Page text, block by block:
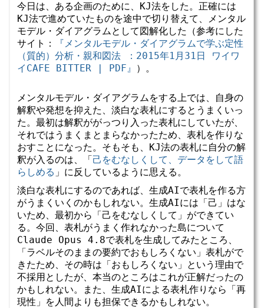
今日は、ある企画のために、KJ法をした。正確には
KJ法で進めていたものを途中で切り替えて、メンタル
モデル・ダイアグラムとして図解化した（参考にした
サイト：
『メンタルモデル・ダイアグラムで学ぶ定性
（質的）分析・親和図法 ：2015年1月31日 ワイワ
イCAFE BITTER | PDF』 ）。
メンタルモデル・ダイアグラムをする上では、自身の
解釈や発想を抑えた、淡白な表札にするとうまくいっ
た。最初は解釈ががっつり入った表札にしていたが、
それではうまくまとまらなかったため、表札を作りな
おすことになった。そもそも、KJ法の表札に自分の解
釈が入るのは、「己をむなしくして、データをして語
らしめる 」に反しているように思える。
淡白な表札にするのであれば、生成AIで表札を作る方
がうまくいくのかもしれない。生成AIには「己」はな
いため、最初から「己をむなしくして」ができてい
る。今回、表札がうまく作れなかった島について
Claude Opus 4.8で表札を生成してみたところ、
「ラベルそのままの要約でおもしろくない」表札がで
きたため、その時は「おもしろくない」という理由で
不採用としたが、本当のところはこれが正解だったの
かもしれない。また、生成AIによる表札作りなら「再
現性」を人間よりも担保できるかもしれない。